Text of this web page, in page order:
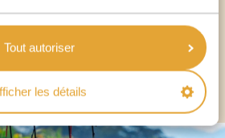
Tout autoriser
les détails
+33 2 57 88 00 88
AUTRES PAYS